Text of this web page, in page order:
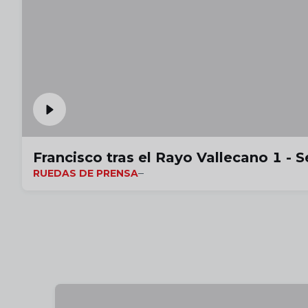
Francisco tras el Rayo Vallecano 1 -
RUEDAS DE PRENSA